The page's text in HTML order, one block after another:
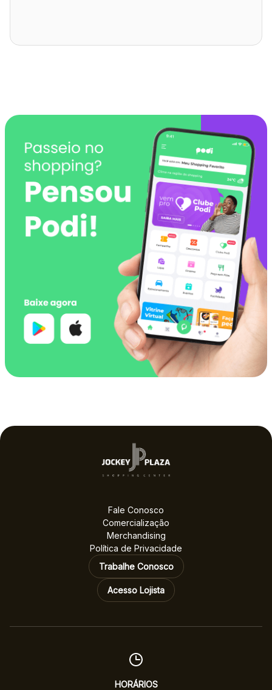
Fale Conosco
Comercialização
Merchandising
Política de Privacidade
Trabalhe Conosco
Acesso Lojista
HORÁRIOS